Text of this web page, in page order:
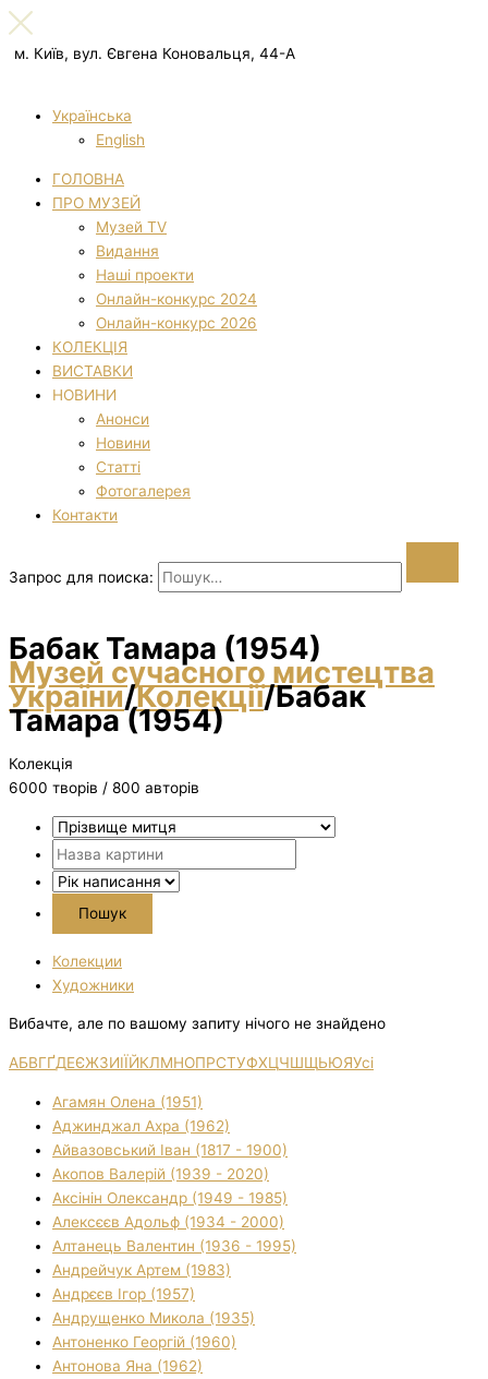
м. Київ, вул. Євгена Коновальця, 44-А
Українська
English
ГОЛОВНА
ПРО МУЗЕЙ
Музей TV
Видання
Наші проекти
Онлайн-конкурс 2024
Онлайн-конкурс 2026
КОЛЕКЦІЯ
ВИСТАВКИ
НОВИНИ
Анонси
Новини
Статті
Фотогалерея
Контакти
Запрос для поиска:
Бабак Тамара (1954)
Музей сучасного мистецтва
України/Колекції/Бабак
Тамара (1954)
Колекція
6000 творiв / 800 авторів
Колекции
Художники
Вибачте, але по вашому запиту нічого не знайдено
АБВГҐДЕЄЖЗИІЇЙКЛМНОПРСТУФХЦЧШЩЬЮЯУсі
Агамян Олена (1951)
Аджинджал Ахра (1962)
Айвазовський Іван (1817 - 1900)
Акопов Валерій (1939 - 2020)
Аксінін Олександр (1949 - 1985)
Алексєєв Адольф (1934 - 2000)
Алтанець Валентин (1936 - 1995)
Андрейчук Артем (1983)
Андрєєв Ігор (1957)
Андрущенко Микола (1935)
Антоненко Георгій (1960)
Антонова Яна (1962)